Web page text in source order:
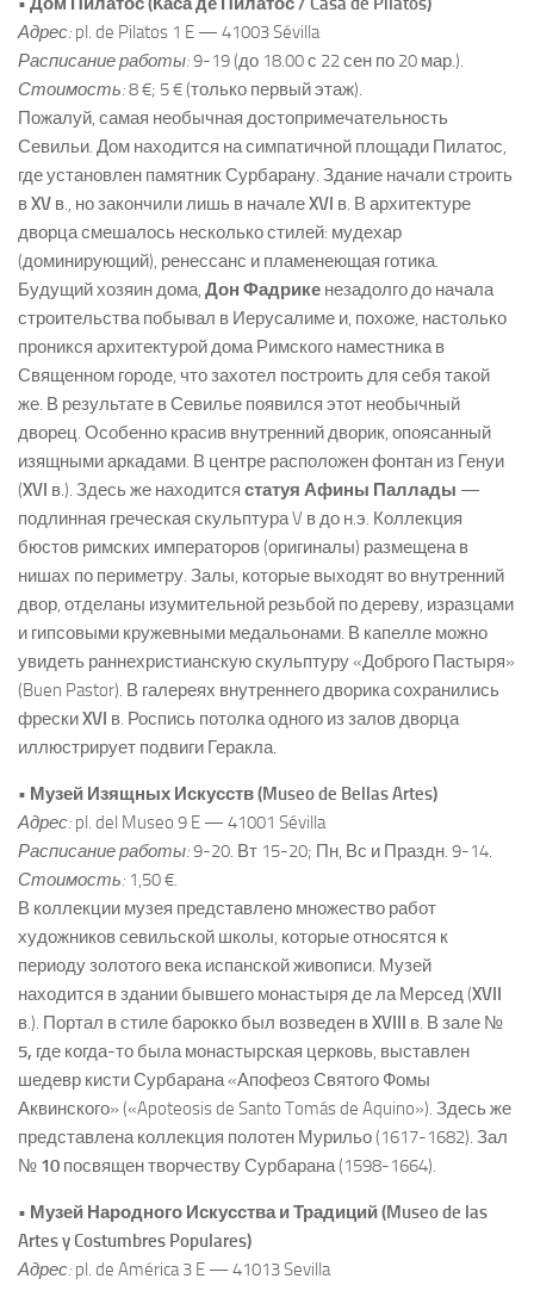
Адрес: pl. de Pilatos 1 E — 41003 Sévilla
Расписание работы:9-19 (до 18.00 с 22 сен по 20 мар.).
Стоимость:8 €; 5 € (только первый этаж).
Пожалуй, самая необычная достопримечательность
Севильи. Дом находится на симпатичной площади Пилатос,
где установлен памятник Сурбарану. Здание начали строить
вXV в., но закончили лишь в началеXVI в. В архитектуре
дворца смешалось несколько стилей: мудехар
(доминирующий), ренессанс и пламенеющая готика.
Будущий хозяин дома, Дон Фадрике незадолго до начала
строительства побывал в Иерусалиме и, похоже, настолько
проникся архитектурой дома Римского наместника в
Священном городе, что захотел построить для себя такой
же. В результате в Севилье появился этот необычный
дворец. Особенно красив внутренний дворик, опоясанный
изящными аркадами. В центре расположен фонтан из Генуи
(XVI в.). Здесь же находится статуя Афины Паллады —
подлинная греческая скульптура V в до н.э. Коллекция
бюстов римских императоров (оригиналы) размещена в
нишах по периметру. Залы, которые выходят во внутренний
двор, отделаны изумительной резьбой по дереву, изразцами
и гипсовыми кружевными медальонами. В капелле можно
увидеть раннехристианскую скульптуру «Доброго Пастыря»
(Buen Pastor). В галереях внутреннего дворика сохранились
фрескиXVI в. Роспись потолка одного из залов дворца
иллюстрирует подвиги Геракла.
• Музей Изящных Искусств (Museo de Bellas Artes)
Адрес: pl. del Museo 9 E — 41001 Sévilla
Расписание работы:9-20. Вт 15-20; Пн, Вс и Праздн. 9-14.
Стоимость: 1,50 €.
В коллекции музея представлено множество работ
художников севильской школы, которые относятся к
периоду золотого века испанской живописи. Музей
находится в здании бывшего монастыря де ла Мерсед (XVII
в.). Портал в стиле барокко был возведен вXVIII в. В зале №
5, где когда-то была монастырская церковь, выставлен
шедевр кисти Сурбарана «Апофеоз Святого Фомы
Аквинского» («Apoteosis de Santo Tomás de Aquino»). Здесь же
представлена коллекция полотен Мурильо (1617-1682). Зал
№ 10 посвящен творчеству Сурбарана (1598-1664).
• Музей Народного Искусства и Традиций (Museo de las
Artes y Costumbres Populares)
Адрес: pl. de América 3 E — 41013 Sevilla